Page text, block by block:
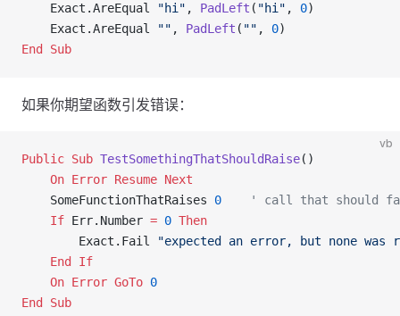
    Exact.AreEqual
"hi" , PadLeft ( "hi" , 0)
    Exact.AreEqual
"" , PadLeft ( "" , 0)
End Sub
如果你期望函数引发错误：
vb
Public Sub TestSomethingThatShouldRaise()
    On Error Resume Next
    SomeFunctionThatRaises
0
' call that should
    If
Err.Number = 0 Then
        Exact.Fail
"expected an error, but none was
    End If
    On Error GoTo
0
End Sub